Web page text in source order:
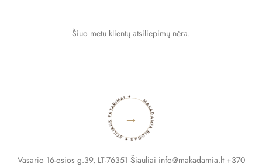
Šiuo metu klientų atsiliepimų nėra.
MAKADAMIA BLOGAS ✦ STILIAUS PATARIMAI ✦
→
Vasario 16-osios g.39, LT-76351 Šiauliai info@makadamia.lt +370